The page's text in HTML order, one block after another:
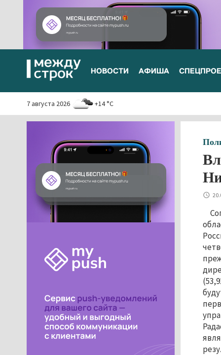
НОВОСТИ АФИША
7 августа 2026 +14 °C